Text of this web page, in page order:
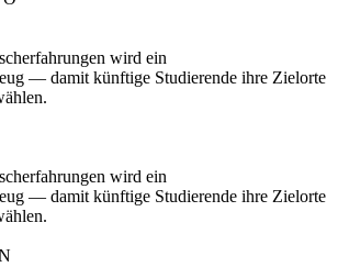
wird ein
— damit künftige Studierende ihre Zielorte
wird ein
— damit künftige Studierende ihre Zielorte